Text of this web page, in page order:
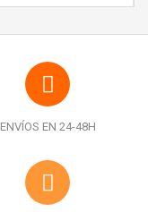
ENVÍOS EN 24-48H